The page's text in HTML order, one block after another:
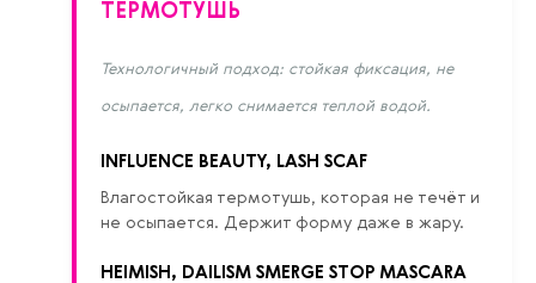
ТЕРМОТУШЬ
Технологичный подход: стойкая фиксация, не
осыпается, легко снимается теплой водой.
INFLUENCE BEAUTY, LASH SCAF
Влагостойкая термотушь, которая не течёт и
не осыпается. Держит форму даже в жару.
HEIMISH, DAILISM SMERGE STOP MASCARA